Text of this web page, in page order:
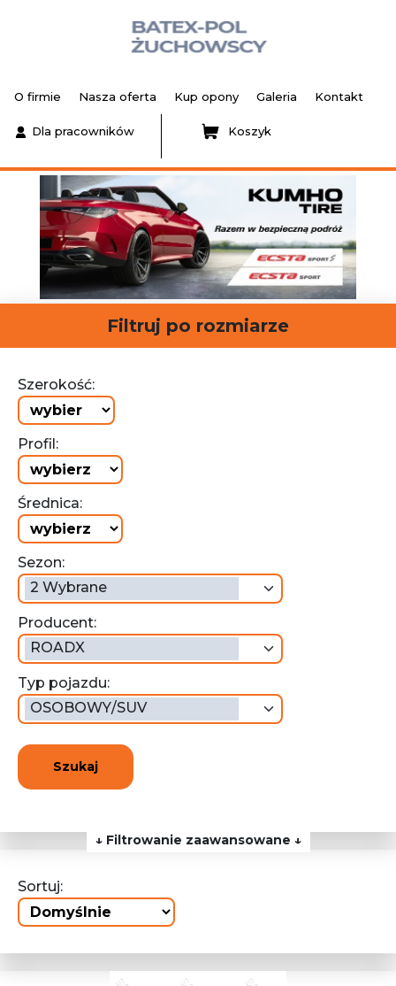
O firmie Nasza oferta Kup opony Galeria Kontakt
Dla pracowników Koszyk
Filtruj po rozmiarze
Szerokość:
Profil:
Średnica:
Sezon:
2 Wybrane
Producent:
ROADX
Typ pojazdu:
OSOBOWY/SUV
Szukaj
↓ Filtrowanie zaawansowane ↓
Sortuj: